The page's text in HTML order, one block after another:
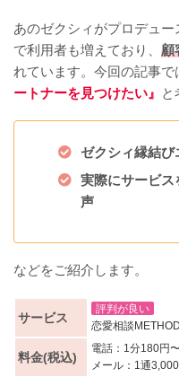
あのゼクシィがプロデュ
で利用者も増えており、 顧
れています。今回の記事で
ートナーを見つけたい』 と
ゼクシィ縁結
実際にサービス
声
などをご紹介します。
サービス
評判が良い
恋愛相談METHOD
料金(税込)
電話：1分180円
メール：1通